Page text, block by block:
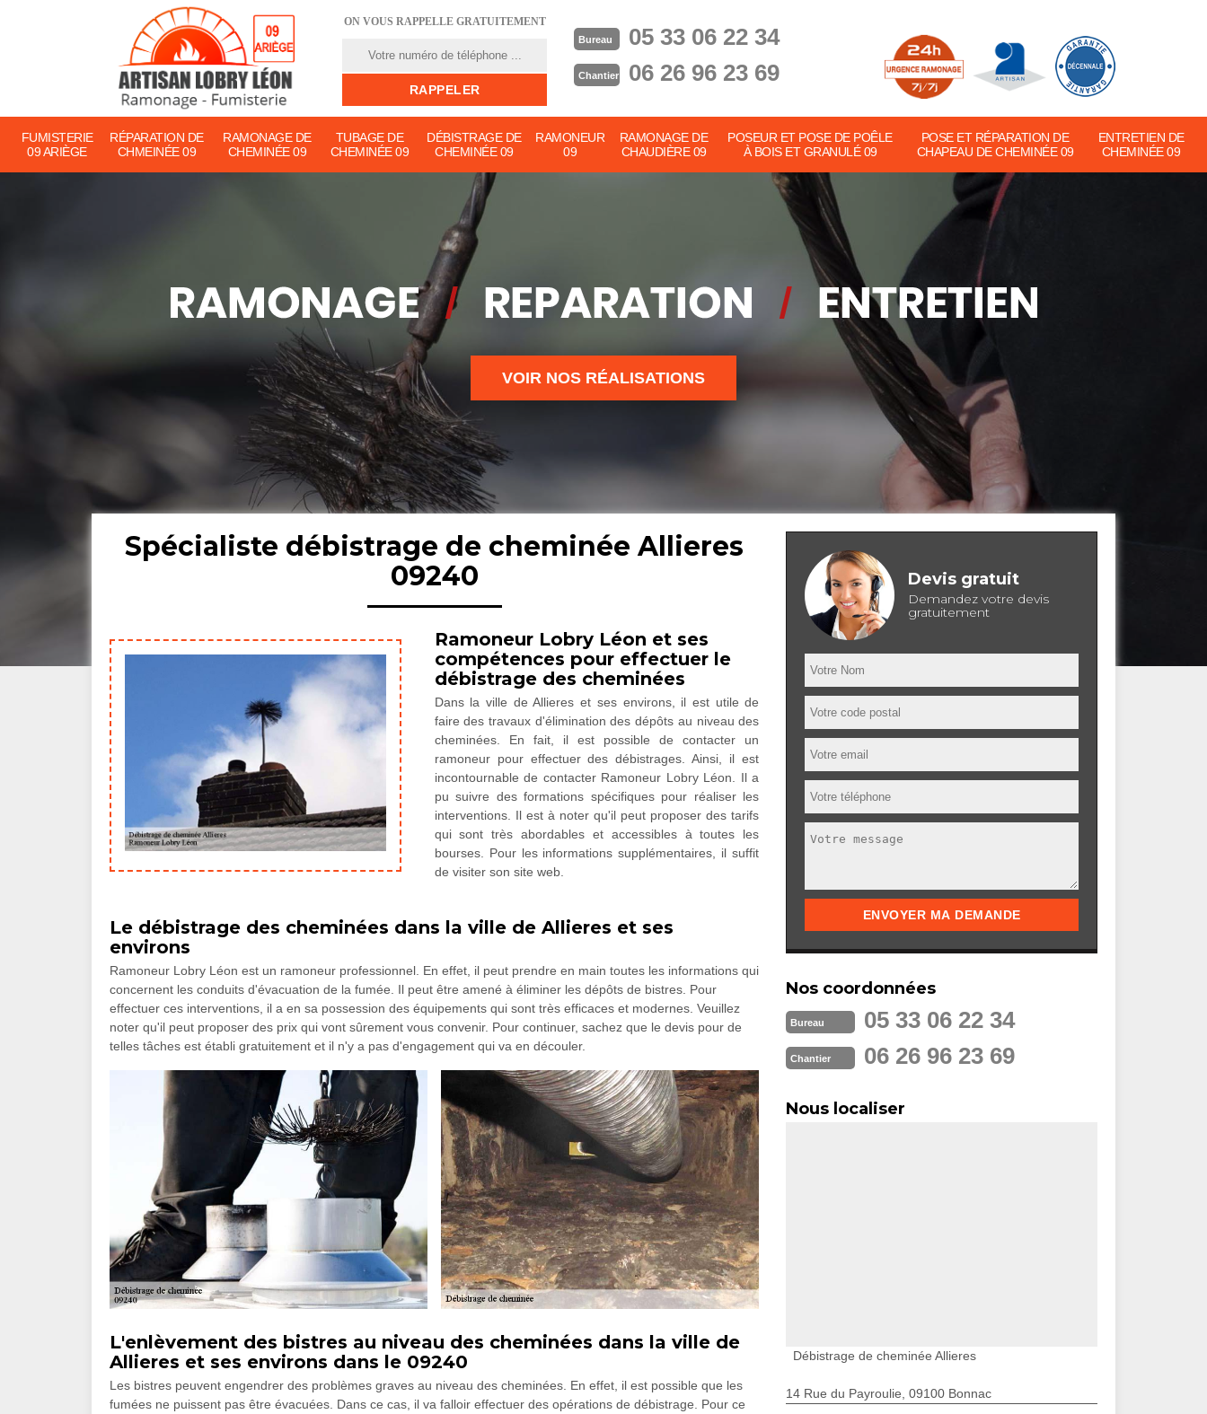
ON VOUS RAPPELLE GRATUITEMENT
Bureau 05 33 06 22 34
Chantier 06 26 96 23 69
FUMISTERIE
09 ARIÈGE
RÉPARATION DE
CHMEINÉE 09
RAMONAGE DE
CHEMINÉE 09
TUBAGE DE
CHEMINÉE 09
DÉBISTRAGE DE
CHEMINÉE 09
RAMONEUR
09
RAMONAGE DE
CHAUDIÈRE 09
POSEUR ET POSE DE POÊLE
À BOIS ET GRANULÉ 09
POSE ET RÉPARATION DE
CHAPEAU DE CHEMINÉE 09
ENTRETIEN DE
CHEMINÉE 09
VOIR NOS RÉALISATIONS
Spécialiste débistrage de cheminée Allieres
09240
Ramoneur Lobry Léon et ses
compétences pour effectuer le
débistrage des cheminées
Dans la ville de Allieres et ses environs, il est utile de
faire des travaux d'élimination des dépôts au niveau des
cheminées. En fait, il est possible de contacter un
ramoneur pour effectuer des débistrages. Ainsi, il est
incontournable de contacter Ramoneur Lobry Léon. Il a
pu suivre des formations spécifiques pour réaliser les
interventions. Il est à noter qu'il peut proposer des tarifs
qui sont très abordables et accessibles à toutes les
bourses. Pour les informations supplémentaires, il suffit
de visiter son site web.
Le débistrage des cheminées dans la ville de Allieres et ses
environs
Ramoneur Lobry Léon est un ramoneur professionnel. En effet, il peut prendre en main toutes les informations qui
concernent les conduits d'évacuation de la fumée. Il peut être amené à éliminer les dépôts de bistres. Pour
effectuer ces interventions, il a en sa possession des équipements qui sont très efficaces et modernes. Veuillez
noter qu'il peut proposer des prix qui vont sûrement vous convenir. Pour continuer, sachez que le devis pour de
telles tâches est établi gratuitement et il n'y a pas d'engagement qui va en découler.
L'enlèvement des bistres au niveau des cheminées dans la ville de
Allieres et ses environs dans le 09240
Les bistres peuvent engendrer des problèmes graves au niveau des cheminées. En effet, il est possible que les
fumées ne puissent pas être évacuées. Dans ce cas, il va falloir effectuer des opérations de débistrage. Pour ce
Devis gratuit
Demandez votre devis
gratuitement
Nos coordonnées
Bureau 05 33 06 22 34
Chantier 06 26 96 23 69
Nous localiser
Débistrage de cheminée Allieres
14 Rue du Payroulie, 09100 Bonnac